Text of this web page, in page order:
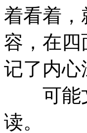
着看着，
容，在
记了内心
可能文
读。